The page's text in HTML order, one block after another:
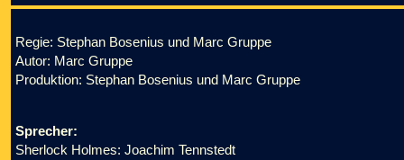
Regie: Stephan Bosenius und Marc Gruppe
Autor: Marc Gruppe
Produktion: Stephan Bosenius und Marc Gruppe
Sprecher:
Sherlock Holmes: Joachim Tennstedt